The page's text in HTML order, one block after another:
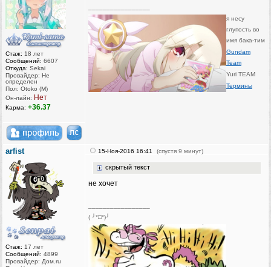
Стаж: 18 лет
Сообщений: 6607
Откуда: Sekai
Провайдер: Не
определен
Пол: Otoko (M)
Он-лайн: Нет
Карма: +36.37
я несу
глупость во
имя бака-тим
Gundam
Team
Yuri TEAM
Термины
arfist
Стаж: 17 лет
Сообщений: 4899
Провайдер: Дом.ru
15-Ноя-2016 16:41 (спустя 9 минут)
скрытый текст
не хочет
( ╯°□°)╯